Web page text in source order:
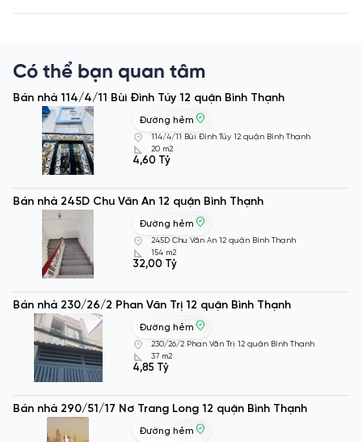
Có thể bạn quan tâm
Bán nhà 114/4/11 Bùi Đình Túy 12 quận Bình Thạnh
Đường hẻm
114/4/11 Bùi Đình Túy 12 quận Bình Thạnh
20 m2
4,60 Tỷ
Bán nhà 245D Chu Văn An 12 quận Bình Thạnh
Đường hẻm
245D Chu Văn An 12 quận Bình Thạnh
154 m2
32,00 Tỷ
Bán nhà 230/26/2 Phan Văn Trị 12 quận Bình Thạnh
Đường hẻm
230/26/2 Phan Văn Trị 12 quận Bình Thạnh
37 m2
4,85 Tỷ
Bán nhà 290/51/17 Nơ Trang Long 12 quận Bình Thạnh
Đường hẻm